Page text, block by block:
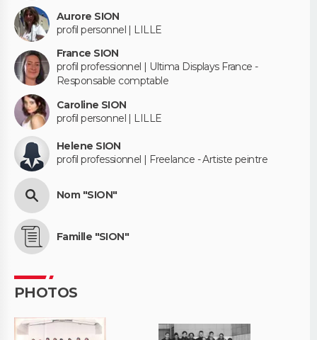
Aurore SION
profil personnel | LILLE
France SION
profil professionnel | Ultima Displays France -
Responsable comptable
Caroline SION
profil personnel | LILLE
Helene SION
profil professionnel | Freelance - Artiste peintre
Nom "SION"
Famille "SION"
PHOTOS